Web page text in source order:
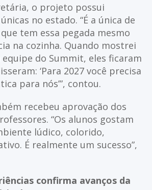
o projeto possui
no estado. “É a única de
tem essa pegada mesmo
na cozinha. Quando mostrei
do Summit, eles ficaram
‘Para 2027 você precisa
para nós’”, contou.
recebeu aprovação dos
“Os alunos gostam
lúdico, colorido,
É realmente um sucesso”,
confirma avanços da